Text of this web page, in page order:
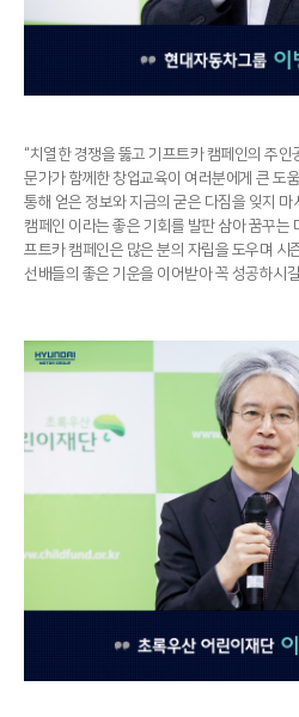
“치열한 경쟁을 뚫고 기프트카 캠페인의 주인
문가가 함께한 창업교육이 여러분에게 큰 도
통해 얻은 정보와 지금의 굳은 다짐을 잊지
캠페인 이라는 좋은 기회를 발판 삼아 꿈꾸는
프트카 캠페인은 많은 분의 자립을 도우며 시
선배들의 좋은 기운을 이어받아 꼭 성공하시